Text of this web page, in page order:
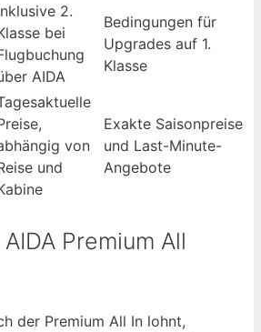
2.
bei
AIDA
Bedingungen für
Upgrades auf 1.
Klasse
von
und
Exakte Saisonpreise
und Last-Minute-
Angebote
Premium All
der Premium All In lohnt,